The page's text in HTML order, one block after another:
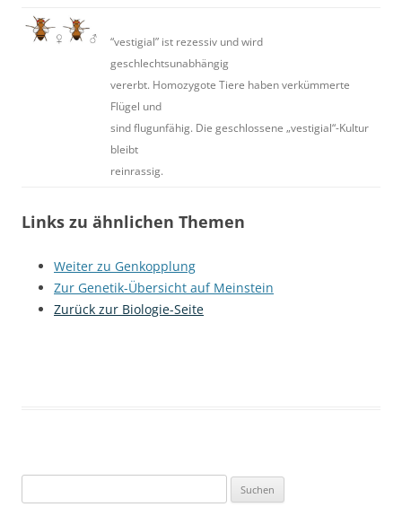
“vestigial” ist rezessiv und wird
geschlechtsunabhängig
vererbt. Homozygote Tiere haben verkümmerte
Flügel und
sind flugunfähig. Die geschlossene „vestigial“-Kultur
bleibt
reinrassig.
Links zu ähnlichen Themen
Weiter zu Genkopplung
Zur Genetik-Übersicht auf Meinstein
Zurück zur Biologie-Seite